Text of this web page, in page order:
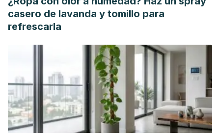
casero de lavanda y tomillo para
refrescarla